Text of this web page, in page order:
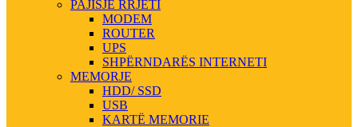
PAJISJE RRJETI
MODEM
ROUTER
UPS
SHPËRNDARËS INTERNETI
MEMORJE
HDD/ SSD
USB
KARTË MEMORIE